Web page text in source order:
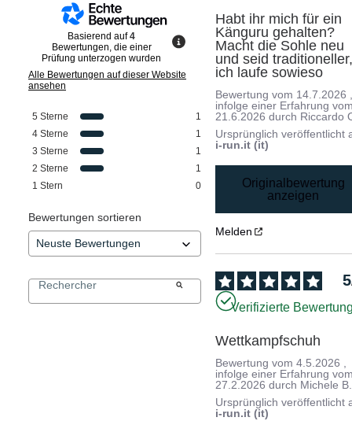
Basierend auf4
Bewertungen, die einer
Prüfung unterzogen wurden
Alle Bewertungen auf dieser Website
ansehen
5 Sterne
1
4 Sterne
1
3 Sterne
1
2 Sterne
1
1 Stern 0
Bewertungen sortieren
Habt ihr mich für ein
Känguru gehalten?
Macht die Sohle neu
und seid
ich laufe sowieso
Bewertung vom 14.7.2026
infolge einer Erfahrung
21.6.2026 durch Riccardo
Ursprünglich veröffentlicht
i-run.it (it)
Originalbewertung
anzeigen
Melden
5
Verifizierte
Wettkampfschuh
Bewertung vom4.5.2026 ,
infolge einer Erfahrung
27.2.2026 durch Michele B.
Ursprünglich veröffentlicht
i-run.it (it)